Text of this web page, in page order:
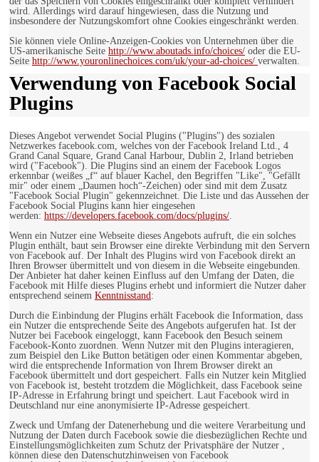
wird. Allerdings wird darauf hingewiesen, dass die Nutzung und
insbesondere der Nutzungskomfort ohne Cookies eingeschränkt werden.
Sie können viele Online-Anzeigen-Cookies von Unternehmen über die
US-amerikanische Seite http://www.aboutads.info/choices/ oder die EU-
Seite http://www.youronlinechoices.com/uk/your-ad-choices/ verwalten.
Verwendung von Facebook Social
Plugins
Dieses Angebot verwendet Social Plugins ("Plugins") des sozialen
Netzwerkes facebook.com, welches von der Facebook Ireland Ltd., 4
Grand Canal Square, Grand Canal Harbour, Dublin 2, Irland betrieben
wird ("Facebook"). Die Plugins sind an einem der Facebook Logos
erkennbar (weißes „f“ auf blauer Kachel, den Begriffen "Like", "Gefällt
mir" oder einem „Daumen hoch“-Zeichen) oder sind mit dem Zusatz
"Facebook Social Plugin" gekennzeichnet. Die Liste und das Aussehen der
Facebook Social Plugins kann hier eingesehen
werden: https://developers.facebook.com/docs/plugins/.
Wenn ein Nutzer eine Webseite dieses Angebots aufruft, die ein solches
Plugin enthält, baut sein Browser eine direkte Verbindung mit den Servern
von Facebook auf. Der Inhalt des Plugins wird von Facebook direkt an
Ihren Browser übermittelt und von diesem in die Webseite eingebunden.
Der Anbieter hat daher keinen Einfluss auf den Umfang der Daten, die
Facebook mit Hilfe dieses Plugins erhebt und informiert die Nutzer daher
entsprechend seinem Kenntnisstand:
Durch die Einbindung der Plugins erhält Facebook die Information, dass
ein Nutzer die entsprechende Seite des Angebots aufgerufen hat. Ist der
Nutzer bei Facebook eingeloggt, kann Facebook den Besuch seinem
Facebook-Konto zuordnen. Wenn Nutzer mit den Plugins interagieren,
zum Beispiel den Like Button betätigen oder einen Kommentar abgeben,
wird die entsprechende Information von Ihrem Browser direkt an
Facebook übermittelt und dort gespeichert. Falls ein Nutzer kein Mitglied
von Facebook ist, besteht trotzdem die Möglichkeit, dass Facebook seine
IP-Adresse in Erfahrung bringt und speichert. Laut Facebook wird in
Deutschland nur eine anonymisierte IP-Adresse gespeichert.
Zweck und Umfang der Datenerhebung und die weitere Verarbeitung und
Nutzung der Daten durch Facebook sowie die diesbezüglichen Rechte und
Einstellungsmöglichkeiten zum Schutz der Privatsphäre der Nutzer ,
können diese den Datenschutzhinweisen von Facebook